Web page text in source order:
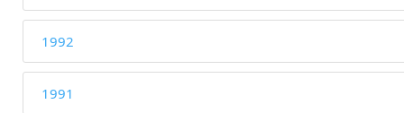
1992
1991